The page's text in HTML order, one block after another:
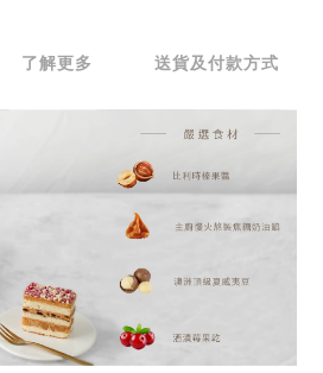
了解更多 送貨及付款方式